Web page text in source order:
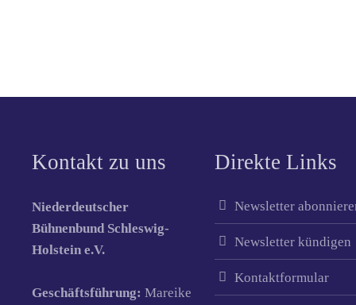
Kontakt zu uns
Niederdeutscher
Bühnenbund Schleswig-
Holstein e.V.
Geschäftsführung:Mareike
Direkte Links
Newsletter
Newsletter kündigen
Kontaktformular